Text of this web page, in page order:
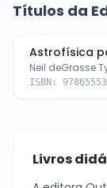
Títulos da
Astrofísica
Neil deGrasse
ISBN:
Livros